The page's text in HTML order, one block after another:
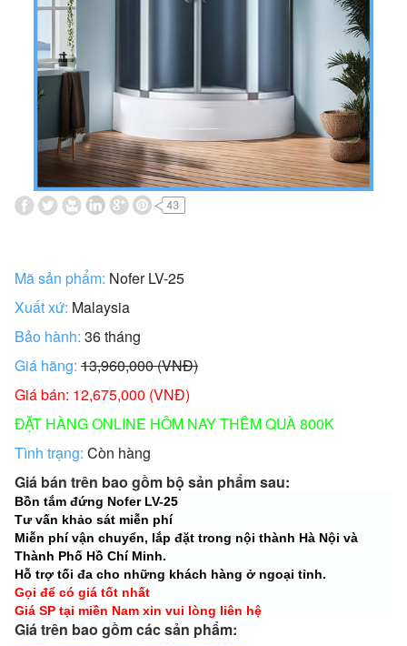
Mã sản phẩm: Nofer LV-25
Xuất xứ: Malaysia
Bảo hành: 36 tháng
Giá hãng: 13,960,000 (VNĐ)
Giá bán: 12,675,000 (VNĐ)
ĐẶT HÀNG ONLINE HÔM NAY THÊM QUÀ 800K
Tình trạng: Còn hàng
Giá bán trên bao gồm bộ sản phẩm sau:
Bồn tắm đứng Nofer LV-25
Tư vấn khảo sát miễn phí
Miễn phí vận chuyển, lắp đặt trong nội thành Hà Nội và
Thành Phố Hồ Chí Minh.
Hỗ trợ tối đa cho những khách hàng ở ngoại tỉnh.
Gọi để có giá tốt nhất
Giá SP tại miền Nam xin vui lòng liên hệ
Giá trên bao gồm các sản phẩm: